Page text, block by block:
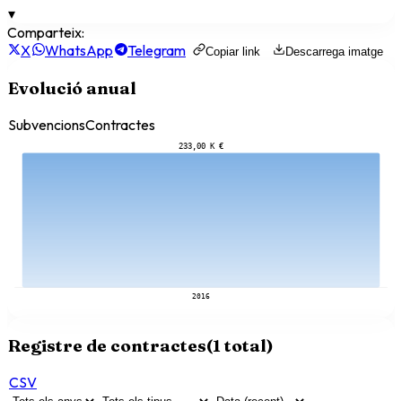
▾
Comparteix:
X
WhatsApp Telegram Copiar link Descarrega imatge
Evolució anual
SubvencionsContractes
233,00 K €
2016
Registre de contractes(1total)
CSV